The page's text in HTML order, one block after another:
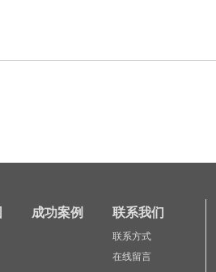
成功案例 联系我们
联系方式
在线留言